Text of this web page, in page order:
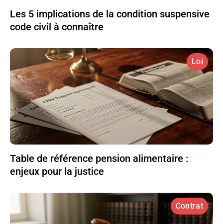
Les 5 implications de la condition suspensive
code civil à connaître
Loi
Table de référence pension alimentaire :
enjeux pour la justice
Contrat